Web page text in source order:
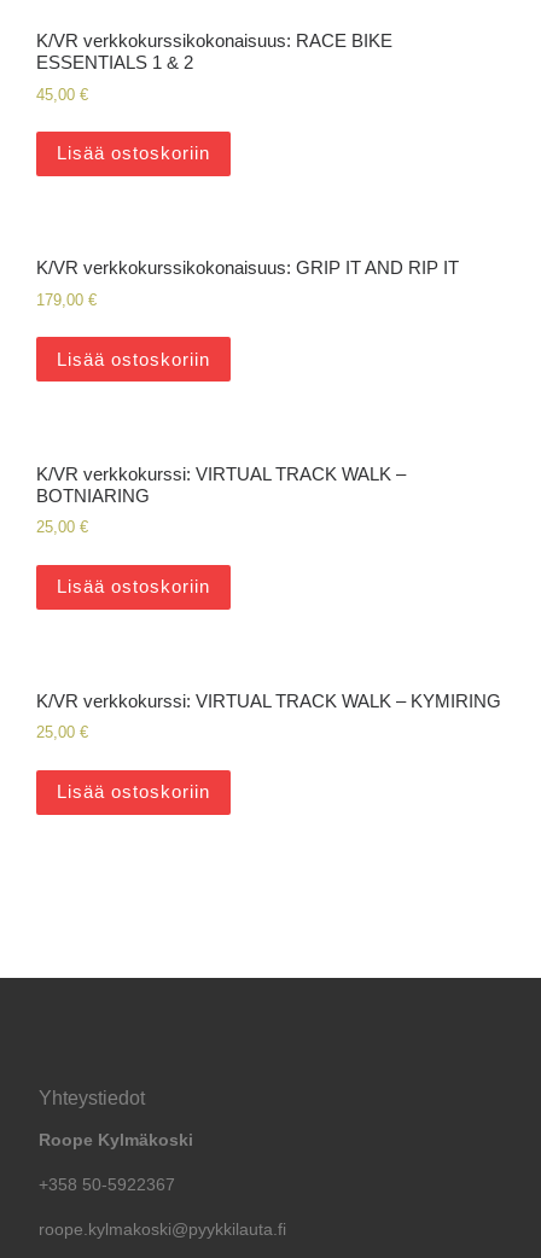
K/VR verkkokurssikokonaisuus: RACE BIKE
ESSENTIALS 1 & 2
45,00 €
Lisää ostoskoriin
K/VR verkkokurssikokonaisuus: GRIP IT AND RIP IT
179,00 €
Lisää ostoskoriin
K/VR verkkokurssi: VIRTUAL TRACK WALK –
BOTNIARING
25,00 €
Lisää ostoskoriin
K/VR verkkokurssi: VIRTUAL TRACK WALK – KYMIRING
25,00 €
Lisää ostoskoriin
Yhteystiedot
Roope Kylmäkoski
+358 50-5922367
roope.kylmakoski@pyykkilauta.fi